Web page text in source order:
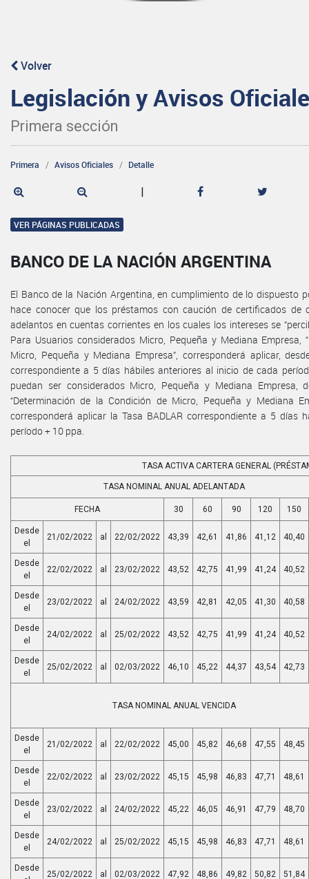
Volver
Legislación y Avisos
Primera sección
Primera Avisos Oficiales Detalle
|
VER PÁGINAS PUBLICADAS
BANCO DE LA NACIÓN ARGENTINA
El Banco de la Nación Argentina, en cumplimiento de lo dispuesto
hace conocer que los préstamos con caución de certificados
adelantos en cuentas corrientes en los cuales los intereses se
Para Usuarios considerados Micro, Pequeña y Mediana Empresa,
Micro, Pequeña y Mediana Empresa”, corresponderá aplicar,
correspondiente a 5 días hábiles anteriores al inicio de cada
puedan ser considerados Micro, Pequeña y Mediana
“Determinación de la Condición de Micro, Pequeña y Mediana
corresponderá aplicar la Tasa BADLAR correspondiente a 5 días
período + 10 ppa.
TASA ACTIVA CARTERA GENERAL
TASA NOMINAL ANUAL ADELANTADA
FECHA 30 60 90 120 150
Desde
el
21/02/2022 al 22/02/2022 43,39 42,61 41,86 41,12 40,40
Desde
el
22/02/2022 al 23/02/2022 43,52 42,75 41,99 41,24 40,52
Desde
el
23/02/2022 al 24/02/2022 43,59 42,81 42,05 41,30 40,58
Desde
el
24/02/2022 al 25/02/2022 43,52 42,75 41,99 41,24 40,52
Desde
el
25/02/2022 al 02/03/2022 46,10 45,22 44,37 43,54 42,73
TASA NOMINAL ANUAL VENCIDA
Desde
el
21/02/2022 al 22/02/2022 45,00 45,82 46,68 47,55 48,45
Desde
el
22/02/2022 al 23/02/2022 45,15 45,98 46,83 47,71 48,61
Desde
el
23/02/2022 al 24/02/2022 45,22 46,05 46,91 47,79 48,70
Desde
el
24/02/2022 al 25/02/2022 45,15 45,98 46,83 47,71 48,61
Desde
25/02/2022 al 02/03/2022 47,92 48,86 49,82 50,82 51,84